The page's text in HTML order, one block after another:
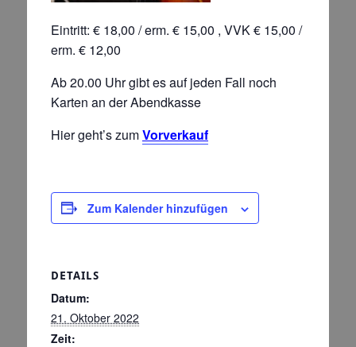
Eintritt: € 18,00 / erm. € 15,00 , VVK € 15,00 /
erm. € 12,00
Ab 20.00 Uhr gibt es auf jeden Fall noch
Karten an der Abendkasse
Hier geht’s zumVorverkauf
Zum Kalender hinzufügen
DETAILS
Datum:
21. Oktober 2022
Zeit: